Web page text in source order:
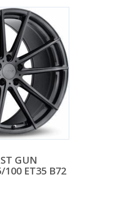
GUN
100 ET35 B72